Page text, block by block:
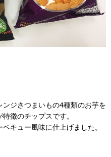
ジさつまいもの4種類のお芋を
徴のチップスです。
キュー風味に仕上げました。